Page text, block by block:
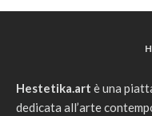
Hestetika.art è una
dedicata all’arte